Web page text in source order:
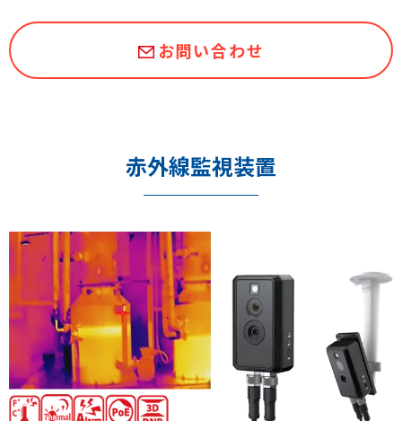
お問い合わせ
赤外線監視装置